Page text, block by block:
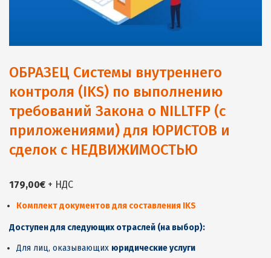
ОБРАЗЕЦ Системы внутреннего
контроля (IKS) по выполнению
требований Закона о NILLTFP (с
приложениями) для ЮРИСТОВ и
сделок с НЕДВИЖИМОСТЬЮ
179,00€ + НДС
Комплект документов для составления IKS
Доступен для следующих отраслей (на выбор):
Для лиц, оказывающих юридические услуги